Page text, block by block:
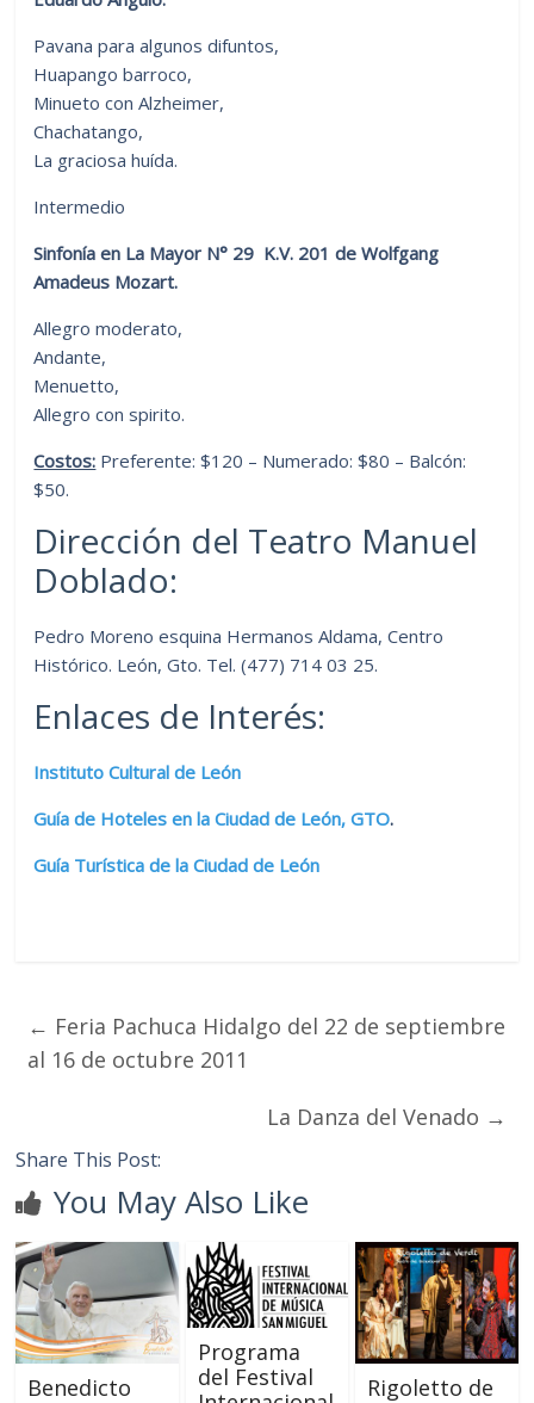
Pavana para algunos difuntos,
Huapango barroco,
Minueto con Alzheimer,
Chachatango,
La graciosa huída.
Intermedio
Sinfonía en La Mayor N° 29 K.V. 201 de Wolfgang
Amadeus Mozart.
Allegro moderato,
Andante,
Menuetto,
Allegro con spirito.
Costos: Preferente: $120 – Numerado: $80 – Balcón:
$50.
Dirección del Teatro Manuel
Doblado:
Pedro Moreno esquina Hermanos Aldama, Centro
Histórico. León, Gto. Tel. (477) 714 03 25.
Enlaces de Interés:
Instituto Cultural de León
Guía de Hoteles en la Ciudad de León, GTO.
Guía Turística de la Ciudad de León
← Feria Pachuca Hidalgo del 22 de septiembre
al 16 de octubre 2011
La Danza del Venado →
Share This Post:
You May Also Like
Benedicto
Programa
del Festival
Rigoletto de